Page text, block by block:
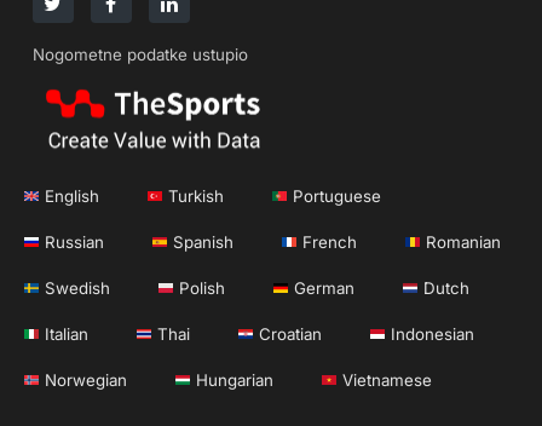
Nogometne podatke ustupio
English Turkish Portuguese
Russian Spanish French Romanian
Swedish Polish German Dutch
Italian Thai Croatian Indonesian
Norwegian Hungarian Vietnamese